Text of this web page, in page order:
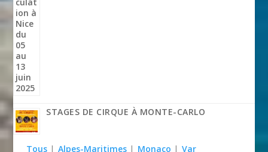
STAGES DE CIRQUE À MONTE-CARLO
Tous | Alpes-Maritimes | Monaco | Var